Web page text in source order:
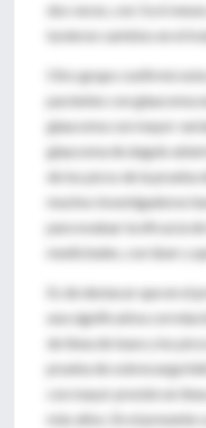
dos veces, con 3 a 6
tuvieron cambios en el
Otro grupo confirmó
pacientes con glaucoma
glaucoma con mayor
glaucoma de ángulo
de los picos de la prueba
muchos investigadores
para evaluar la eficacia
medicinales, con láser y
Es de destacar que en el
una significativa
de línea de base y los
prueba de sobrecarga
con mayor presión en
más altos. En el presente